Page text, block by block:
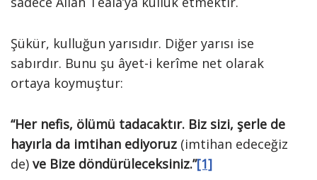
Şükür, kulluğun yarısıdır. Diğer yarısı ise
sabırdır. Bunu şu âyet-i kerîme net olarak
ortaya koymuştur:
“Her nefis, ölümü tadacaktır. Biz sizi, şerle de
hayırla da imtihan ediyoruz (imtihan edeceğiz
de) ve Bize döndürüleceksiniz.”[1]